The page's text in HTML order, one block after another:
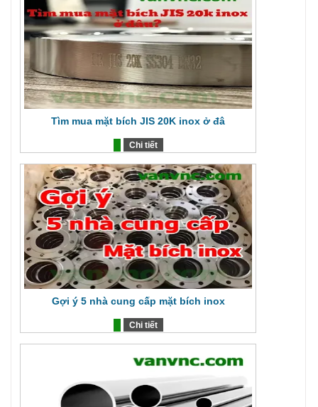
Tìm mua mặt bích JIS 20K inox ở đâ
Chi tiết
Gợi ý 5 nhà cung cấp mặt bích inox
Chi tiết